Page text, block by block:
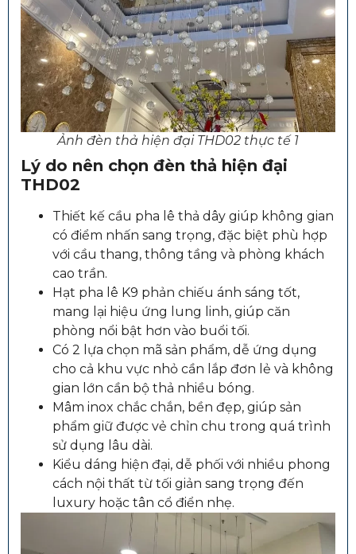
Ảnh đèn thả hiện đại THD02 thực tế 1
Lý do nên chọn đèn thả hiện đại
THD02
Thiết kế cầu pha lê thả dây giúp không gian
có điểm nhấn sang trọng, đặc biệt phù hợp
với cầu thang, thông tầng và phòng khách
cao trần.
Hạt pha lê K9 phản chiếu ánh sáng tốt,
mang lại hiệu ứng lung linh, giúp căn
phòng nổi bật hơn vào buổi tối.
Có 2 lựa chọn mã sản phẩm, dễ ứng dụng
cho cả khu vực nhỏ cần lắp đơn lẻ và không
gian lớn cần bộ thả nhiều bóng.
Mâm inox chắc chắn, bền đẹp, giúp sản
phẩm giữ được vẻ chỉn chu trong quá trình
sử dụng lâu dài.
Kiểu dáng hiện đại, dễ phối với nhiều phong
cách nội thất từ tối giản sang trọng đến
luxury hoặc tân cổ điển nhẹ.